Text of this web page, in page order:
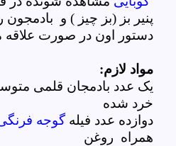
پنیر بز (بز چیز ) و
دستور اون در صورت علاقه
مواد لازم:
یک عدد بادمجان قلمی
خرد شده
دوازده عدد فیله گوجه
همراه روغن